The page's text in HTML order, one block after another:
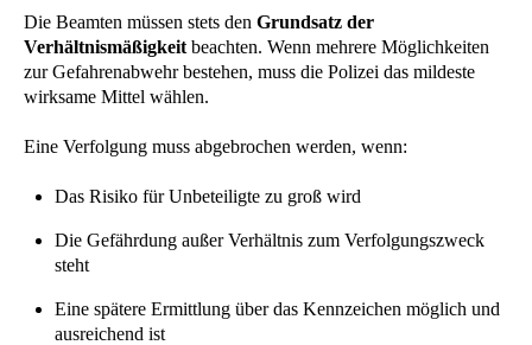
Die Beamten müssen stets den Grundsatz der
Verhältnismäßigkeit beachten. Wenn mehrere Möglichkeiten
zur Gefahrenabwehr bestehen, muss die Polizei das mildeste
wirksame Mittel wählen.
Eine Verfolgung muss abgebrochen werden, wenn:
Das Risiko für Unbeteiligte zu groß wird
Die Gefährdung außer Verhältnis zum Verfolgungszweck
steht
Eine spätere Ermittlung über das Kennzeichen möglich und
ausreichend ist